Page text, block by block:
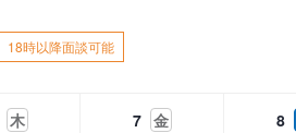
18時以降面談可能
木 7 金 8